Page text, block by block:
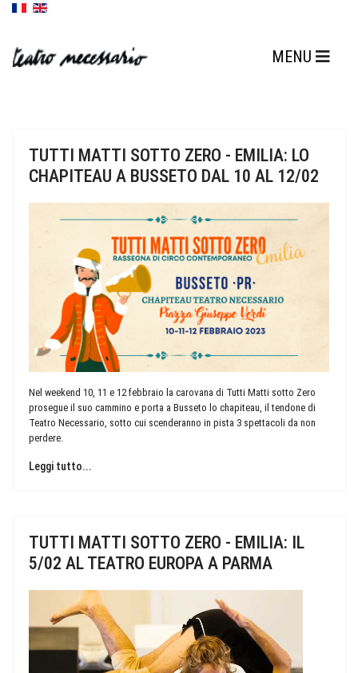
TUTTI MATTI SOTTO ZERO - EMILIA: LO
CHAPITEAU A BUSSETO DAL 10 AL 12/02
Nel weekend 10, 11 e 12 febbraio la carovana di Tutti Matti sotto Zero
prosegue il suo cammino e porta a Busseto lo chapiteau, il tendone di
Teatro Necessario, sotto cui scenderanno in pista 3 spettacoli da non
perdere.
Leggi tutto...
TUTTI MATTI SOTTO ZERO - EMILIA: IL
5/02 AL TEATRO EUROPA A PARMA